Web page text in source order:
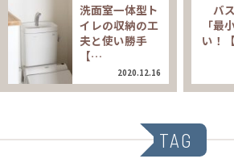
洗面室一体型ト
イレの収納の工
夫と使い勝手
【…
2020.12.16
バ
「最
い！
TAG